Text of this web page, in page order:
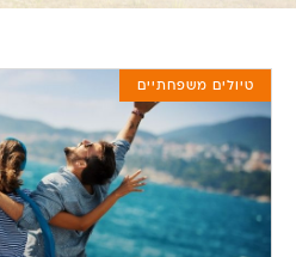
טיולים משפחתיים